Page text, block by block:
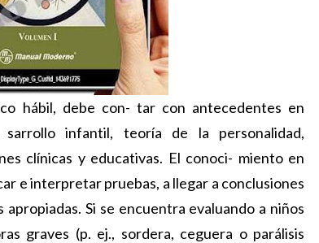
hábil, debe con- tar con antecedentes en
infantil, teoría de la personalidad,
clínicas y educativas. El conoci- miento en
e interpretar pruebas, a llegar a conclusiones
Si se encuentra evaluando a niños
graves (p. ej., sordera, ceguera o parálisis